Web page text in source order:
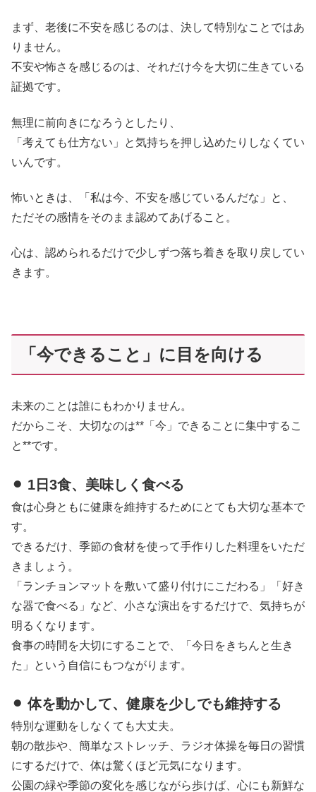
まず、老後に不安を感じるのは、決して特別なことではあ
りません。
不安や怖さを感じるのは、それだけ今を大切に生きている
証拠です。
無理に前向きになろうとしたり、
「考えても仕方ない」と気持ちを押し込めたりしなくてい
いんです。
怖いときは、「私は今、不安を感じているんだな」と、
ただその感情をそのまま認めてあげること。
心は、認められるだけで少しずつ落ち着きを取り戻してい
きます。
「今できること」に目を向ける
未来のことは誰にもわかりません。
だからこそ、大切なのは**「今」できることに集中するこ
と**です。
⚫︎ 1日3食、美味しく食べる
食は心身ともに健康を維持するためにとても大切な基本で
す。
できるだけ、季節の食材を使って手作りした料理をいただ
きましょう。
「ランチョンマットを敷いて盛り付けにこだわる」「好き
な器で食べる」など、小さな演出をするだけで、気持ちが
明るくなります。
食事の時間を大切にすることで、「今日をきちんと生き
た」という自信にもつながります。
⚫︎ 体を動かして、健康を少しでも維持する
特別な運動をしなくても大丈夫。
朝の散歩や、簡単なストレッチ、ラジオ体操を毎日の習慣
にするだけで、体は驚くほど元気になります。
公園の緑や季節の変化を感じながら歩けば、心にも新鮮な